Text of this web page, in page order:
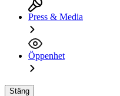
Press & Media
Öppenhet
Stäng